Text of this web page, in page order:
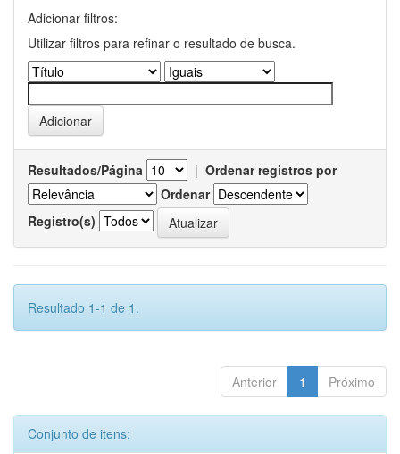
Adicionar filtros:
Utilizar filtros para refinar o resultado de busca.
Resultados/Página | Ordenar registros por
Ordenar
Registro(s)
Resultado 1-1 de 1.
Anterior 1 Próximo
Conjunto de itens: